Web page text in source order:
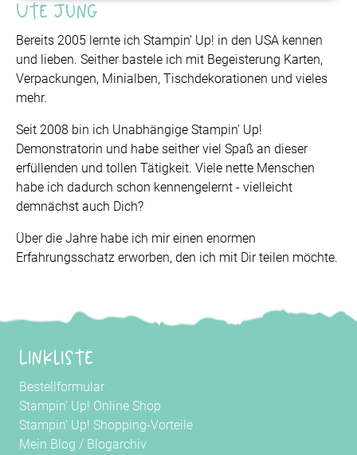
Ute Jung
Bereits 2005 lernte ich Stampin’ Up! in den USA kennen
und lieben. Seither bastele ich mit Begeisterung Karten,
Verpackungen, Minialben, Tischdekorationen und vieles
mehr.
Seit 2008 bin ich Unabhängige Stampin' Up!
Demonstratorin und habe seither viel Spaß an dieser
erfüllenden und tollen Tätigkeit. Viele nette Menschen
habe ich dadurch schon kennengelernt - vielleicht
demnächst auch Dich?
Über die Jahre habe ich mir einen enormen
Erfahrungsschatz erworben, den ich mit Dir teilen möchte.
Linkliste
Bestellformular
Stampin' Up! Online Shop
Stampin' Up! Shopping-Vorteile
Mein Blog / Blogarchiv